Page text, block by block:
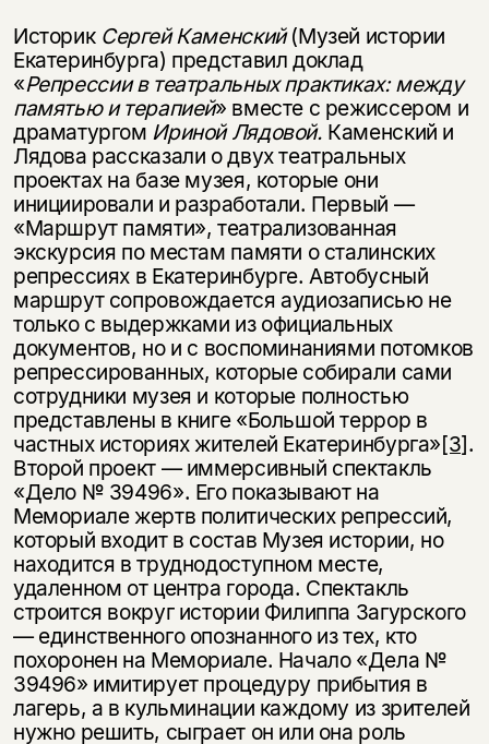
Историк Сергей Каменский(Музей истории
Екатеринбурга) представил доклад
«Репрессии в театральных практиках: между
памятью и терапией» вместе с режиссером и
драматургом Ириной Лядовой. Каменский и
Лядова рассказали о двух театральных
проектах на базе музея, которые они
инициировали и разработали. Первый —
«Маршрут памяти», театрализованная
экскурсия по местам памяти о сталинских
репрессиях в Екатеринбурге. Автобусный
маршрут сопровождается аудиозаписью не
только с выдержками из официальных
документов, но и с воспоминаниями потомков
репрессированных, которые собирали сами
сотрудники музея и которые полностью
представлены в книге «Большой террор в
частных историях жителей Екатеринбурга»[3].
Второй проект — иммерсивный спектакль
«Дело № 39496». Его показывают на
Мемориале жертв политических репрессий,
который входит в состав Музея истории, но
находится в труднодоступном месте,
удаленном от центра города. Спектакль
строится вокруг истории Филиппа Загурского
— единственного опознанного из тех, кто
похоронен на Мемориале. Начало «Дела №
39496» имитирует процедуру прибытия в
лагерь, а в кульминации каждому из зрителей
нужно решить, сыграет он или она роль
Подписка на рассылку
Раз в неделю мы отправляем рассылку
о книгах и событиях «НЛО».
За подписку дарим промокод на
скидку 15%
Я соглашаюсь сПолитикой конфиденциальности
подписаться
Этой книги временно
нет в продаже.
Вы можете подписаться на
уведомления, и при поступлении книги
на склад получить письмо на указанный
электронный адрес.
Я соглашаюсь сПолитикой конфиденциальности
подписаться
Эта книга
не предназначена для
несовершеннолетних
Скажите, пожалуйста,
вам уже исполнилось 18 лет?
да
нет, вернуться назад